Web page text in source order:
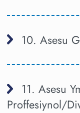
10. Asesu
11. Asesu
Proffesiynol/